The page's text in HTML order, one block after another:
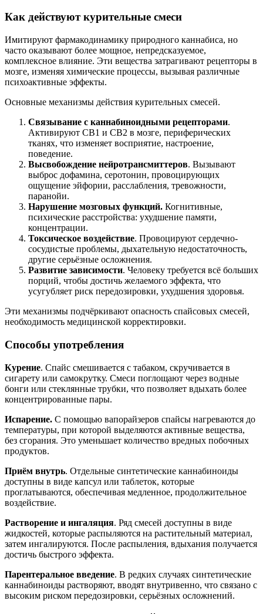
Как действуют курительные смеси
Имитируют фармакодинамику природного каннабиса, но
часто оказывают более мощное, непредсказуемое,
комплексное влияние. Эти вещества затрагивают рецепторы в
мозге, изменяя химические процессы, вызывая различные
психоактивные эффекты.
Основные механизмы действия курительных смесей.
Связывание с каннабиноидными рецепторами.
Активируют CB1 и CB2 в мозге, периферических
тканях, что изменяет восприятие, настроение,
поведение.
Высвобождение нейротрансмиттеров. Вызывают
выброс дофамина, серотонин, провоцирующих
ощущение эйфории, расслабления, тревожности,
паранойи.
Нарушение мозговых функций. Когнитивные,
психические расстройства: ухудшение памяти,
концентрации.
Токсическое воздействие. Провоцируют сердечно-
сосудистые проблемы, дыхательную недостаточность,
другие серьёзные осложнения.
Развитие зависимости. Человеку требуется всё больших
порций, чтобы достичь желаемого эффекта, что
усугубляет риск передозировки, ухудшения здоровья.
Эти механизмы подчёркивают опасность спайсовых смесей,
необходимость медицинской корректировки.
Способы употребления
Курение. Спайс смешивается с табаком, скручивается в
сигарету или самокрутку. Смеси поглощают через водные
бонги или стеклянные трубки, что позволяет вдыхать более
концентрированные пары.
Испарение. С помощью вапорайзеров спайсы нагреваются до
температуры, при которой выделяются активные вещества,
без сгорания. Это уменьшает количество вредных побочных
продуктов.
Приём внутрь. Отдельные синтетические каннабиноиды
доступны в виде капсул или таблеток, которые
проглатываются, обеспечивая медленное, продолжительное
воздействие.
Растворение и ингаляция. Ряд смесей доступны в виде
жидкостей, которые распыляются на растительный материал,
затем ингалируются. После распыления, вдыхания получается
достичь быстрого эффекта.
Парентеральное введение. В редких случаях синтетические
каннабиноиды растворяют, вводят внутривенно, что связано с
высоким риском передозировки, серьёзных осложнений.